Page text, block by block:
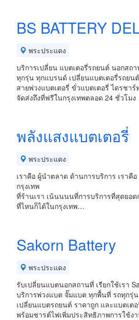
BS BATTERY
พระประแดง
บริการเปลี่ยน แบตเตอรี่รถยนต์ นอกสถ
ทุกรุ่น ทุกแบรนด์ เปลี่ยนแบตเตอรี่รถยน
สายพ่วงแบตเตอรี่ ขั่วแบตเตอรี่ ไดรชา
จัดส่งถึงที่ฟรีในกรุงเทพตลอด 24 ชั่วโมง
พลังแสงแบตเตอรี่
พระประแดง
เราคือ ผู้นำตลาด ด้านการบริการ เราคื
กรุงเทพ
ที่ร้านเรา เน้นนนนที่การบริการที่สุดยอ
ที่ไหนก็ได้ในกรุงเทพ…
Sakorn Battery
พระประแดง
รับเปลี่ยนแบตนอกสถานที่ เรียกใช้เรา
บริการพ่วงแบต จั๊มแบต ทุกพื้นที่ รถทุกรุ่น
เปลี่ยนแบตรถยนต์ ราคาถูก และแบตเ
พร้อมชารต์ไฟเพิ่มประสิทธิภาพการใช้